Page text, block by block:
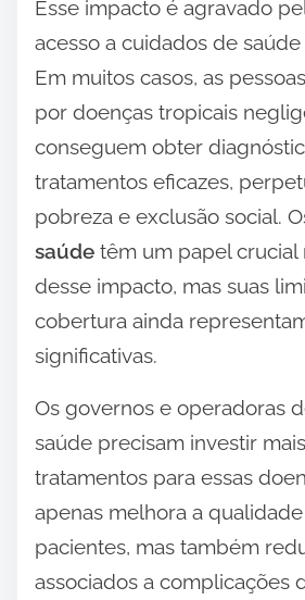
Esse impacto é agravado
acesso a cuidados de
Em muitos casos, as
por doenças tropicais
conseguem obter
tratamentos eficazes,
pobreza e exclusão social.
saúde têm um papel crucial
desse impacto, mas suas
cobertura ainda
significativas.
Os governos e operadoras
saúde precisam investir
tratamentos para essas
apenas melhora a
pacientes, mas também
associados a complicações